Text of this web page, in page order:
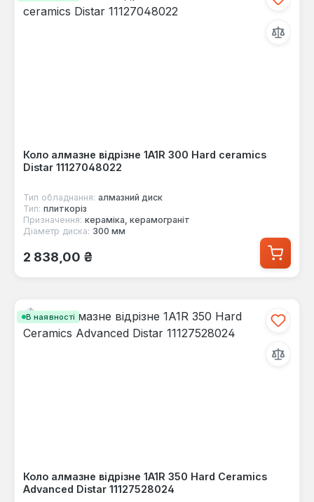
Коло алмазне відрізне 1A1R 300 Hard ceramics
Distar 11127048022
Тип обладнання: алмазний диск
Тип: плиткоріз
Призначення: кераміка, керамограніт
Діаметр диска: 300 мм
Звичайна ціна:
2 838,00 ₴
В наявності
Коло алмазне відрізне 1A1R 350 Hard Ceramics
Advanced Distar 11127528024